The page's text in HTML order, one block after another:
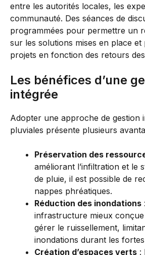
entre les autorités locales, les
communauté. Des séances de
programmées pour permettre un
sur les solutions mises en place
projets en fonction des retours
Les bénéfices d’une
intégrée
Adopter une approche de gestion
pluviales présente plusieurs
Préservation des
améliorant l’infiltration et le
de pluie, il est possible de
nappes phréatiques.
Réduction des inondations
infrastructure mieux
gérer le ruissellement,
inondations durant les
Création d’espaces verts :